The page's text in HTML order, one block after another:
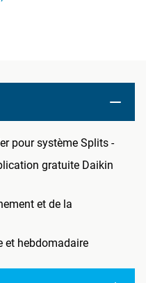
pour système Splits -
gratuite Daikin
et de la
et hebdomadaire